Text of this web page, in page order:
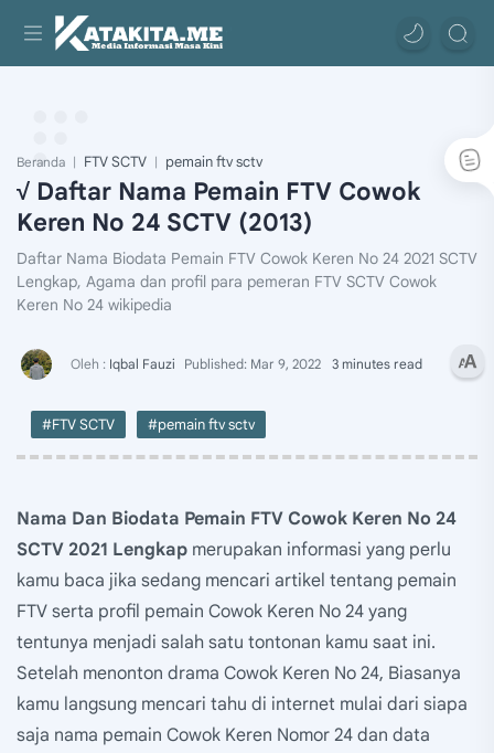
Beranda FTV SCTV pemain ftv sctv
√ Daftar Nama Pemain FTV Cowok
Keren No 24 SCTV (2013)
Daftar Nama Biodata Pemain FTV Cowok Keren No 24 2021 SCTV
Lengkap, Agama dan profil para pemeran FTV SCTV Cowok
Keren No 24 wikipedia
3 minutes read
#FTV SCTV #pemain ftv sctv
Nama Dan Biodata Pemain FTV Cowok Keren No 24
SCTV 2021 Lengkap merupakan informasi yang perlu
kamu baca jika sedang mencari artikel tentang pemain
FTV serta profil pemain Cowok Keren No 24 yang
tentunya menjadi salah satu tontonan kamu saat ini.
Setelah menonton drama Cowok Keren No 24, Biasanya
kamu langsung mencari tahu di internet mulai dari siapa
saja nama pemain Cowok Keren Nomor 24 dan data